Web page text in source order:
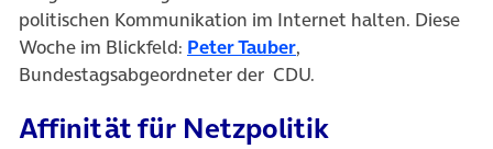
politischen Kommunikation im Internet halten. Diese
Woche im Blickfeld: Peter Tauber,
Bundestagsabgeordneter der CDU.
Affinität für Netzpolitik